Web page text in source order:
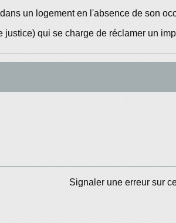
un logement en l'absence de son
qui se charge de réclamer un
Signaler une erreur sur